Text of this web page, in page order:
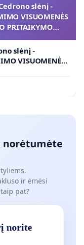
slėnį -
VISUOMENĖS
PRITAIKYMO
slėnį -
VISUOMENĖS
VIEŠAJAI
norėtumėte
ir ėmėsi
pat?
norite